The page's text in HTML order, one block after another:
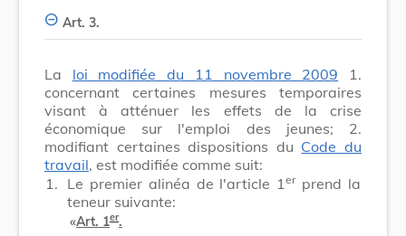
Art. 3.
La loi modifiée du 11 novembre 2009 1.
concernant certaines mesures temporaires
visant à atténuer les effets de la crise
économique sur l'emploi des jeunes; 2.
modifiant certaines dispositions du Code du
travail, est modifiée comme suit:
1. Le premier alinéa de l'article 1erprend la
teneur suivante:
«Art. 1er.